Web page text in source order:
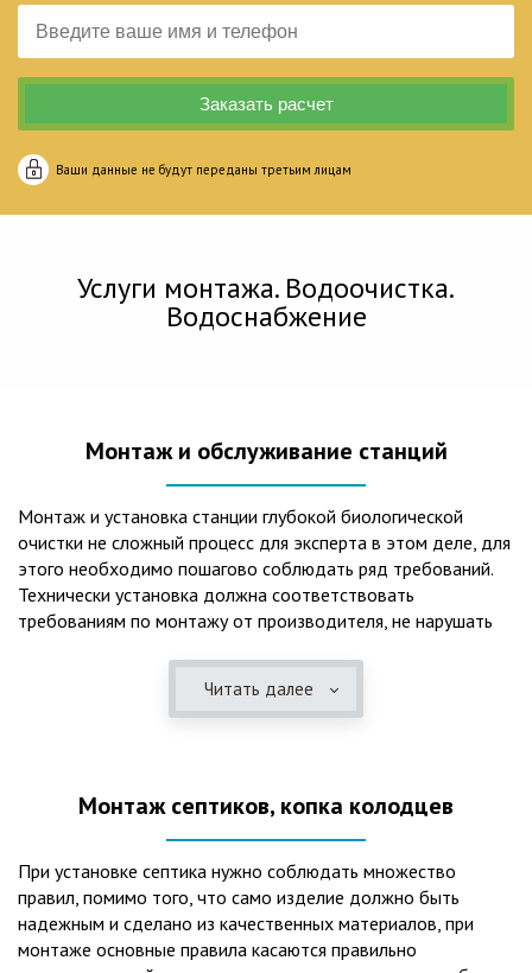
Ваши данные не будут переданы третьим лицам
Услуги монтажа. Водоочистка.
Водоснабжение
Монтаж и обслуживание станций
Монтаж и установка станции глубокой биологической
очистки не сложный процесс для эксперта в этом деле, для
этого необходимо пошагово соблюдать ряд требований.
Технически установка должна соответствовать
требованиям по монтажу от производителя, не нарушать
представления о требованиях ПУЭ, ведь не качественный
монтаж может привезти не только к выходу из строя
вод – самый эффективный способ из всех существующих
оборудования вода может применяться для хозяйственных
нужд и полива огорода, а остатки ила при чистке могут
стать эффективным удобрением. Нет необходимости
тратить средства на ассенизаторскую машину. Системы
Читать далее
Монтаж септиков, копка колодцев
При установке септика нужно соблюдать множество
правил, помимо того, что само изделие должно быть
надежным и сделано из качественных материалов, при
монтаже основные правила касаются правильно